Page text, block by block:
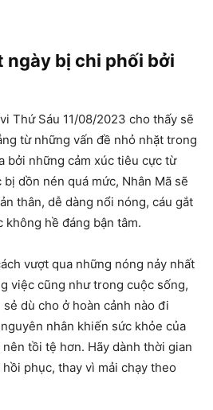
ngày bị chi phối bởi
Thứ Sáu 11/08/2023 cho thấy sẽ
từ những vấn đề nhỏ nhặt trong
bởi những cảm xúc tiêu cực từ
dồn nén quá mức, Nhân Mã sẽ
thân, dễ dàng nổi nóng, cáu gắt
hề đáng bận tâm.
vượt qua những nóng nảy nhất
việc cũng như trong cuộc sống,
dù cho ở hoàn cảnh nào đi
nhân khiến sức khỏe của
tồi tệ hơn. Hãy dành thời gian
phục, thay vì mải chạy theo